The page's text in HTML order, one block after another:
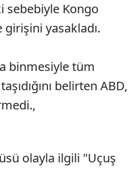
sebebiyle Kongo
girişini yasakladı.
binmesiyle tüm
belirten ABD,
olayla ilgili "Uçuş